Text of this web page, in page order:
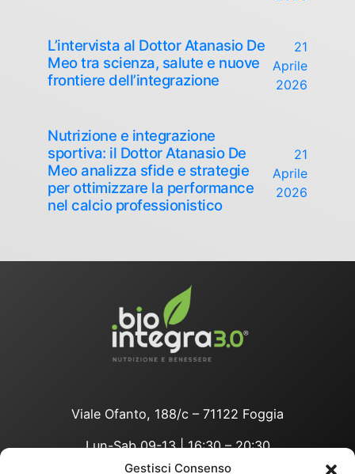
Gestisci Consenso
L’intervista al Dottor Atanasio De
Meo tra scienza, salute e nuove
frontiere dell’integrazione
21
Aprile
2026
Nutrizione e integrazione
sportiva: il Dottor Atanasio De
Meo analizza sfide e strategie
per ottimizzare la performance
nel calcio professionistico
21
Aprile
2026
Viale Ofanto, 188/c – 71122 Foggia
Lun-Sab 09-13 | 16:30 – 20:30